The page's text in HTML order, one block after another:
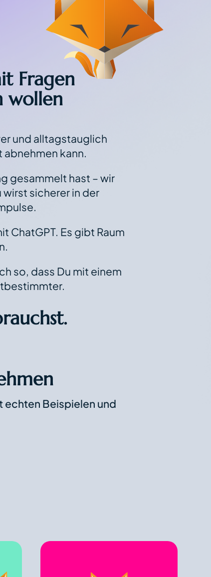
Fragen
wollen
und alltagstauglich
abnehmen kann.
gesammelt hast – wir
sicherer in der
ChatGPT. Es gibt Raum
so, dass Du mit einem
echten Beispielen und